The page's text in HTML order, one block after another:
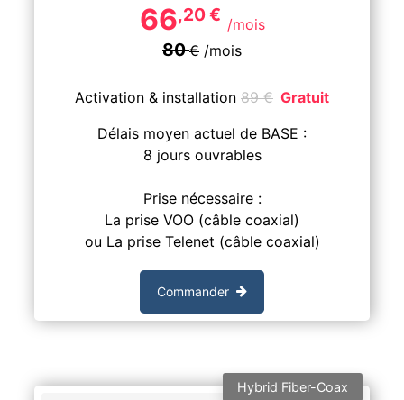
66,20€ /mois
80€ /mois
Activation & installation 89€ Gratuit
Délais moyen actuel de BASE :
8 jours ouvrables
Prise nécessaire :
La prise VOO (câble coaxial)
ou La prise Telenet (câble coaxial)
Commander
Hybrid Fiber-Coax